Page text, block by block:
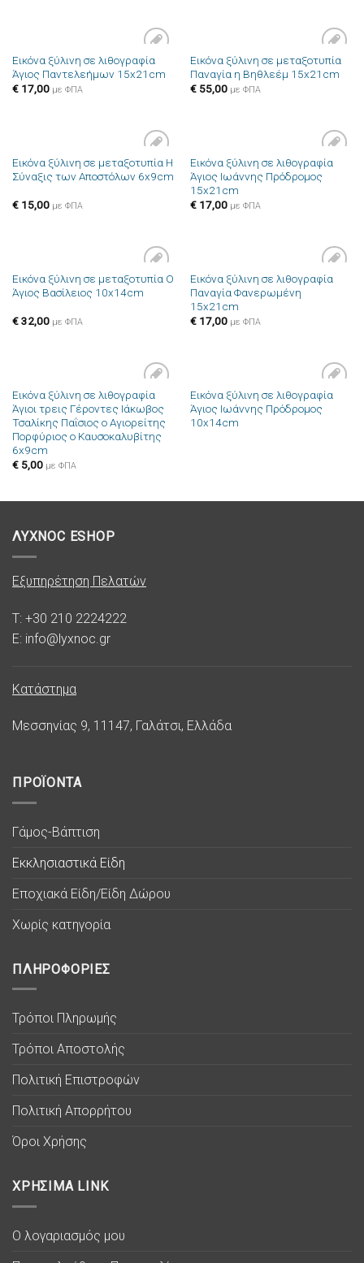
Πρόσθήκη
στην λίστα
Εικόνα ξύλινη σε λιθογραφία
Άγιος Παντελεήμων 15x21cm
€17,00 με ΦΠΑ
Πρόσθήκη
στην λίστα
Εικόνα ξύλινη σε μεταξοτυπία
Παναγία η Βηθλεέμ 15x21cm
€55,00 με ΦΠΑ
Πρόσθήκη
στην λίστα
Εικόνα ξύλινη σε μεταξοτυπία Η
Σύναξις των Αποστόλων 6x9cm
€15,00 με ΦΠΑ
Πρόσθήκη
στην λίστα
Εικόνα ξύλινη σε λιθογραφία
Άγιος Ιωάννης Πρόδρομος
15x21cm
€17,00 με ΦΠΑ
Πρόσθήκη
στην λίστα
Εικόνα ξύλινη σε μεταξοτυπία Ο
Άγιος Βασίλειος 10x14cm
€32,00 με ΦΠΑ
Πρόσθήκη
στην λίστα
Εικόνα ξύλινη σε λιθογραφία
Παναγία Φανερωμένη
15x21cm
€17,00 με ΦΠΑ
Πρόσθήκη
στην λίστα
επιθυμιών
Εικόνα ξύλινη σε λιθογραφία
Άγιοι τρεις Γέροντες Ιάκωβος
Τσαλίκης Παΐσιος ο Αγιορείτης
Πορφύριος ο Καυσοκαλυβίτης
6x9cm
€5,00 με ΦΠΑ
Πρόσθήκη
στην λίστα
Εικόνα ξύλινη σε λιθογραφία
Άγιος Ιωάννης Πρόδρομος
10x14cm
ΛΥΧΝΟC ESHOP
Εξυπηρέτηση Πελατών
T: +30 210 2224222
E: info@lyxnoc.gr
Κατάστημα
Μεσσηνίας 9, 11147, Γαλάτσι, Ελλάδα
ΠΡΟΪΟΝΤΑ
Γάμος-Βάπτιση
Εκκλησιαστικά Είδη
Εποχιακά Είδη/Είδη Δώρου
Χωρίς κατηγορία
ΠΛΗΡΟΦΟΡΙΕΣ
Τρόποι Πληρωμής
Τρόποι Αποστολής
Πολιτική Επιστροφών
Πολιτική Απορρήτου
Όροι Χρήσης
ΧΡΗΣΙΜΑ LINK
Ο λογαριασμός μου